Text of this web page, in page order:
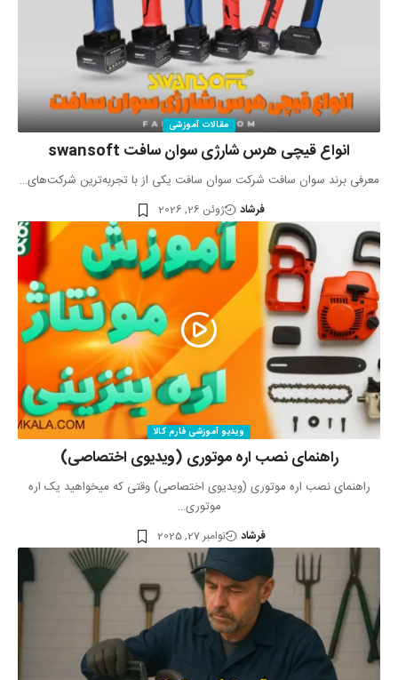
مقالات آموزشی
انواع قیچی هرس شارژی سوان سافت swansoft
معرفی برند سوان سافت شرکت سوان سافت یکی از با تجربه‌ترین شرکت‌های…
فرشاد ژوئن 26, 2026
ویدیو آموزشی فارم کالا
راهنمای نصب اره موتوری (ویدیوی اختصاصی)
راهنمای نصب اره موتوری (ویدیوی اختصاصی) وقتی که میخواهید یک اره
موتوری…
فرشاد نوامبر 27, 2025